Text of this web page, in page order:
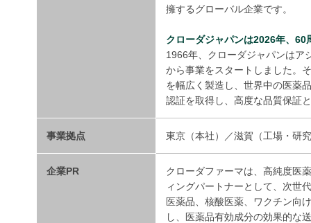
擁するグローバル企業です。
クローダジャパンは2026年、60
1966年、クローダジャパンはア
から事業をスタートしました。
を幅広く製造し、世界中の医薬
認証を取得し、高度な品質保証
事業拠点 東京（本社）／滋賀（工場・研
企業PR
クローダファーマは、高純度医
ィングパートナーとして、次世
医薬品、核酸医薬、ワクチン向
し、医薬品有効成分の効果的な